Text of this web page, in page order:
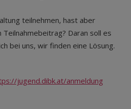
teilnehmen, hast aber
Daran soll es
bei uns, wir finden eine Lösung.
jugend.dibk.at/anmeldung